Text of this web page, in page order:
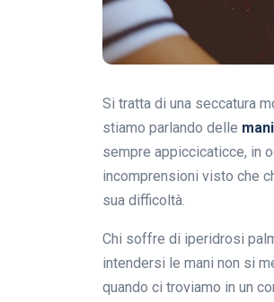
Si tratta di una seccatura
stiamo parlando delle
sempre appiccicaticce, in
incomprensioni visto che
sua difficoltà.
Chi soffre di iperidrosi
intendersi le mani non si
quando ci troviamo in un